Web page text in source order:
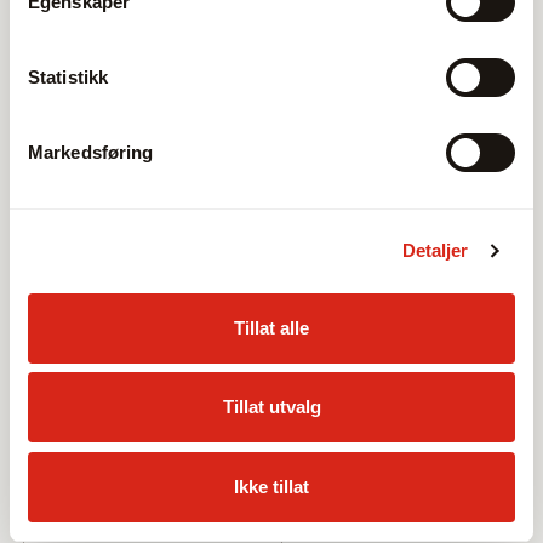
Statistikk
Markedsføring
Detaljer
Tillat alle
Tillat utvalg
Ikke tillat